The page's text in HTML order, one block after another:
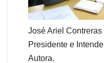
José Ariel
Presidente e
Autora.